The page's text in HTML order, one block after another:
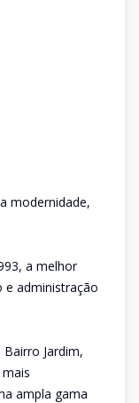
modernidade,
a melhor
e administração
Jardim,
ampla gama